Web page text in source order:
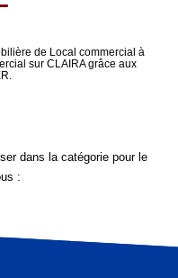
de Local commercial à
sur CLAIRA grâce aux
dans la catégorie pour le
: